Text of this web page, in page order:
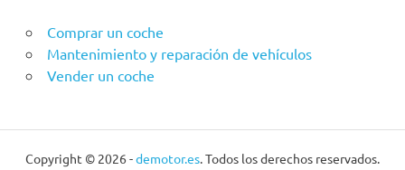
Comprar un coche
Mantenimiento y reparación de vehículos
Vender un coche
Copyright © 2026 -demotor.es. Todos los derechos reservados.